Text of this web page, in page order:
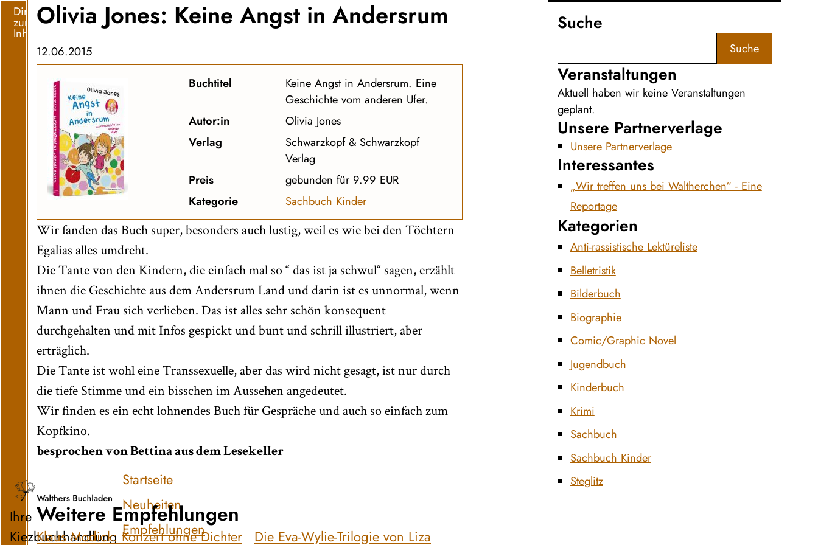
Direkt
zum
Inhalt
Ihre
Kiezbuchhandlung
Startseite
Neuheiten
Empfehlungen
Olivia Jones: Keine Angst in Andersrum
12.06.2015
Buchtitel
Keine Angst in Andersrum. Eine
Geschichte vom anderen Ufer.
Autor:in
Olivia Jones
Verlag
Schwarzkopf & Schwarzkopf
Verlag
Preis
gebunden für 9.99 EUR
Kategorie
Sachbuch Kinder
Wir fanden das Buch super, besonders auch lustig, weil es wie bei den Töchtern
Egalias alles umdreht.
Die Tante von den Kindern, die einfach mal so “ das ist ja schwul“ sagen, erzählt
ihnen die Geschichte aus dem Andersrum Land und darin ist es unnormal, wenn
Mann und Frau sich verlieben. Das ist alles sehr schön konsequent
durchgehalten und mit Infos gespickt und bunt und schrill illustriert, aber
erträglich.
Die Tante ist wohl eine Transsexuelle, aber das wird nicht gesagt, ist nur durch
die tiefe Stimme und ein bisschen im Aussehen angedeutet.
Wir finden es ein echt lohnendes Buch für Gespräche und auch so einfach zum
Kopfkino.
besprochen von Bettina aus dem Lesekeller
Weitere Empfehlungen
Klaus Modick: Konzert ohne Dichter Die Eva-Wylie-Trilogie von Liza
Suche
Suche
Veranstaltungen
Aktuell haben wir keine Veranstaltungen
geplant.
Unsere Partnerverlage
Unsere Partnerverlage
Interessantes
„Wir treffen uns bei Waltherchen“ - Eine
Reportage
Kategorien
Anti-rassistische Lektüreliste
Belletristik
Bilderbuch
Biographie
Comic/Graphic Novel
Jugendbuch
Kinderbuch
Krimi
Sachbuch
Sachbuch Kinder
Steglitz